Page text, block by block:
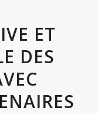
ET
DES